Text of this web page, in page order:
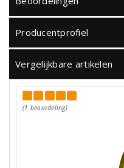
Producentprofiel
Vergelijkbare artikelen
(1 beoordeling)